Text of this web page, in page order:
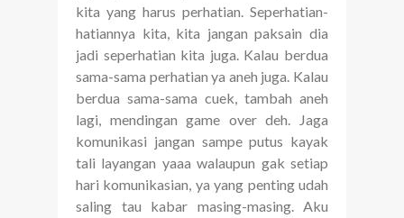
kita yang harus perhatian. Seperhatian-
hatiannya kita, kita jangan paksain dia
jadi seperhatian kita juga. Kalau berdua
sama-sama perhatian ya aneh juga. Kalau
berdua sama-sama cuek, tambah aneh
lagi, mendingan game over deh. Jaga
komunikasi jangan sampe putus kayak
tali layangan yaaa walaupun gak setiap
hari komunikasian, ya yang penting udah
saling tau kabar masing-masing. Aku